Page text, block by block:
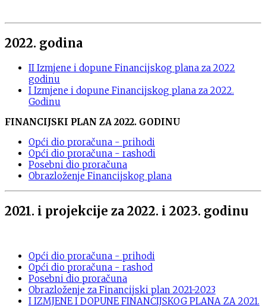
2022. godina
II Izmjene i dopune Financijskog plana za 2022
godinu
I Izmjene i dopune Financijskog plana za 2022.
Godinu
FINANCIJSKI PLAN ZA 2022. GODINU
Opći dio proračuna - prihodi
Opći dio proračuna - rashodi
Posebni dio proračuna
Obrazloženje Financijskog plana
2021. i projekcije za 2022. i 2023. godinu
Opći dio proračuna - prihodi
Opći dio proračuna - rashod
Posebni dio proračuna
Obrazloženje za Financijski plan 2021-2023
I IZMJENE I DOPUNE FINANCIJSKOG PLANA ZA 2021.